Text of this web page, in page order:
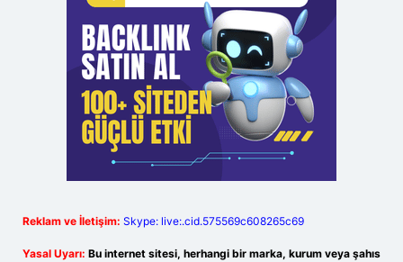
Reklam ve İletişim: Skype: live:.cid.575569c608265c69
Yasal Uyarı: Bu internet sitesi, herhangi bir marka, kurum veya şahıs